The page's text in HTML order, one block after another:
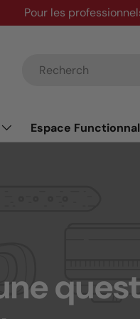
Pour les
Espace